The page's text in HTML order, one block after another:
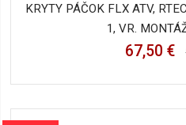
KRYTY PÁČOK FLX ATV,
1, VR.
67,50 €